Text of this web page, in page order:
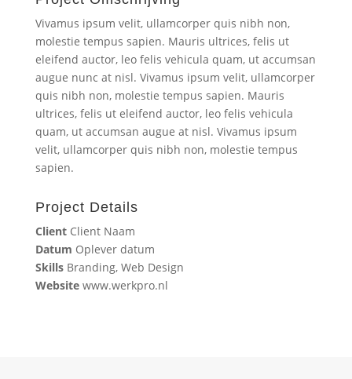
Vivamus ipsum velit, ullamcorper quis nibh non,
molestie tempus sapien. Mauris ultrices, felis ut
eleifend auctor, leo felis vehicula quam, ut accumsan
augue nunc at nisl. Vivamus ipsum velit, ullamcorper
quis nibh non, molestie tempus sapien. Mauris
ultrices, felis ut eleifend auctor, leo felis vehicula
quam, ut accumsan augue at nisl. Vivamus ipsum
velit, ullamcorper quis nibh non, molestie tempus
sapien.
Project Details
Client Client Naam
Datum Oplever datum
Skills Branding, Web Design
Website www.werkpro.nl